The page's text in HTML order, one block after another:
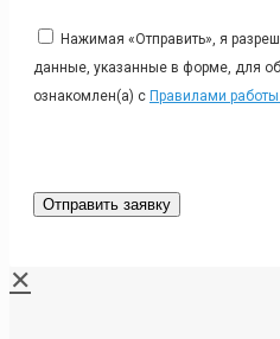
Нажимая «Отправить», я
данные, указанные в форме, для
ознакомлен(а) с Правилами
✕